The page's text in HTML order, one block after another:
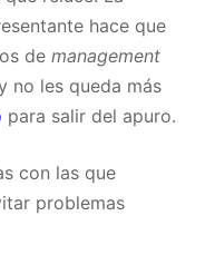
hace que
de management
no les queda más
para salir del apuro.
con las que
problemas